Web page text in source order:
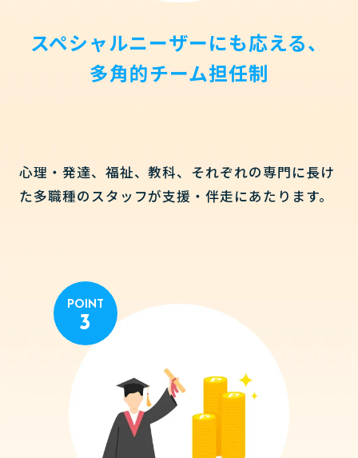
スペシャルニーザーにも応える、
多角的チーム担任制
心理・発達、福祉、教科、それぞれの専門に長け
た多職種のスタッフが支援・伴走にあたります。
POINT
3